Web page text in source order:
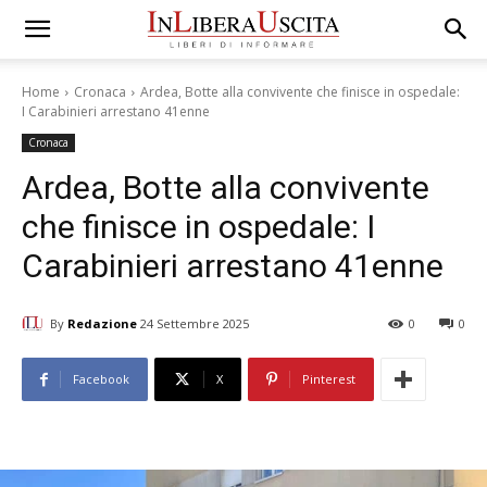
Home Cronaca
Ardea, Botte alla convivente che finisce in ospedale:
I Carabinieri arrestano 41enne
Cronaca
Ardea, Botte alla convivente
che finisce in ospedale: I
Carabinieri arrestano 41enne
By Redazione 24 Settembre 2025 0
0
Facebook X Pinterest